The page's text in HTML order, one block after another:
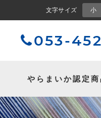
文字サイズ 小
053-
やらまいか認定商